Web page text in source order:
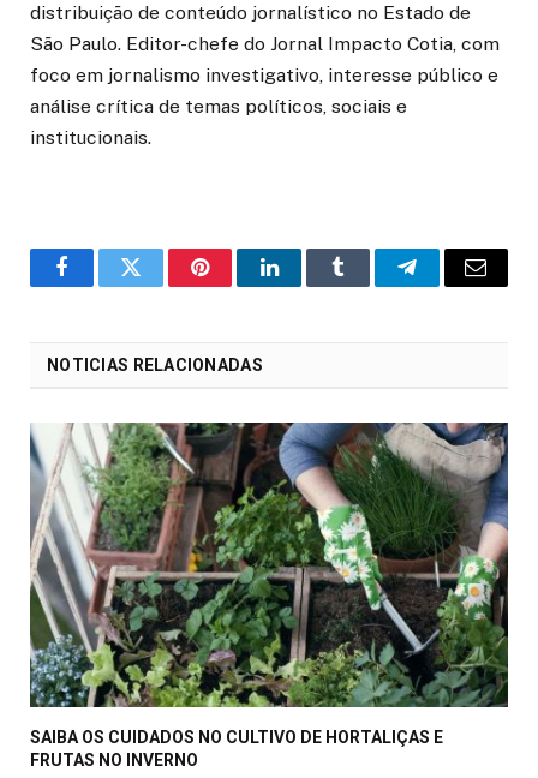
distribuição de conteúdo jornalístico no Estado de
São Paulo. Editor-chefe do Jornal Impacto Cotia, com
foco em jornalismo investigativo, interesse público e
análise crítica de temas políticos, sociais e
institucionais.
o
Twitter PinterestLinkedInTumblr Telegrama
E-
NOTICIAS RELACIONADAS
SAIBA OS CUIDADOS NO CULTIVO DE HORTALIÇAS E
FRUTAS NO INVERNO